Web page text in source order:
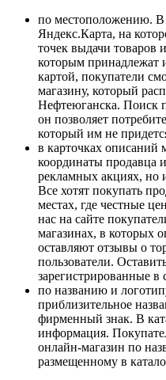
по местоположению. В
Яндекс.Карта, на
точек выдачи товаров
которым принадлежат
картой, покупатели
магазину, который
Нефтеюганска. Поиск
он позволяет
который им не
в карточках описаний
координаты
рекламных акциях, но
Все хотят покупать
местах, где честные
нас на сайте
магазинах, в которых
оставляют отзывы о
пользователи.
зарегистрированные
по названию и
приблизительное
фирменный знак. В
информация.
онлайн-магазин по
размещенному в